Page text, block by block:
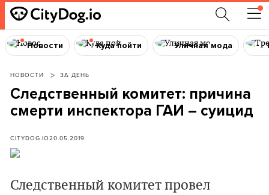
Новости Куда пойти Уличная мода
НОВОСТИ ЗА ДЕНЬ
Следственный комитет: причина
смерти инспектора ГАИ – суицид
CITYDOG.IO20.05.2019
Следственный комитет провел